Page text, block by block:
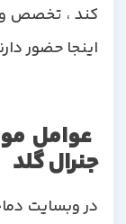
کند ، تخصص و
اینجا حضور
جنرال گلد